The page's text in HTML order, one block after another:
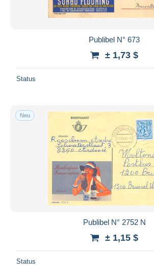
Publibel N° 673
± 1,73 $
Status
Neu
Publibel N° 2752 N
± 1,15 $
Status